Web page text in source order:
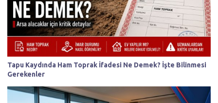
Tapu Kaydında Ham Toprak İfadesi Ne Demek? İşte Bilinmesi
Gerekenler